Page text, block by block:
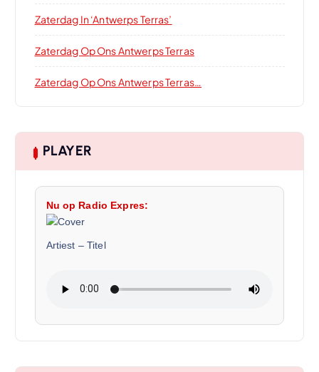
Zaterdag In ‘Antwerps Terras’
Zaterdag Op Ons Antwerps Terras
Zaterdag Op Ons Antwerps Terras…
PLAYER
Nu op Radio Expres:
Artiest – Titel